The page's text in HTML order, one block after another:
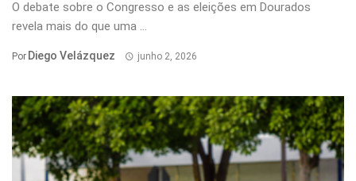
O debate sobre o Congresso e as eleições em Dourados
revela mais do que uma ...
Por Diego Velázquez junho 2, 2026